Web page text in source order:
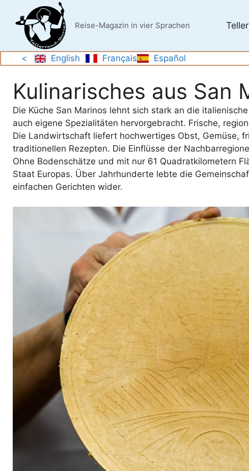
Inhalt
springen
Reise-Magazin in vier Sprachen
< English Français Español
Kulinarisches aus San
Die Küche San Marinos lehnt sich stark an die
auch eigene Spezialitäten hervorgebracht. Frische,
Die Landwirtschaft liefert hochwertiges Obst, Gemüse,
traditionellen Rezepten. Die Einflüsse der
Ohne Bodenschätze und mit nur 61 Quadratkilometern
Staat Europas. Über Jahrhunderte lebte die
einfachen Gerichten wider.